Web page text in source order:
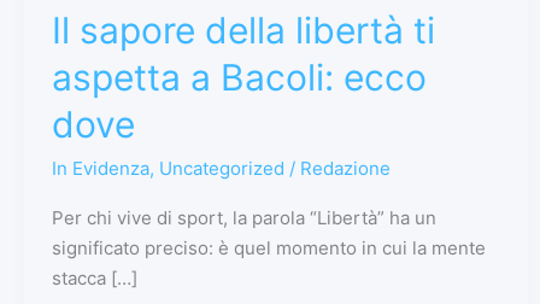
Il sapore della libertà ti
aspetta a Bacoli: ecco
dove
In Evidenza, Uncategorized / Redazione
Per chi vive di sport, la parola “Libertà” ha un
significato preciso: è quel momento in cui la mente
stacca […]
dove